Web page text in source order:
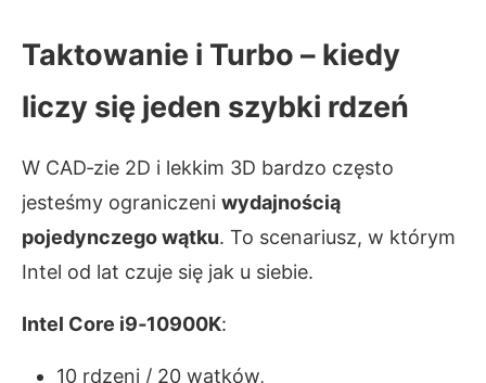
Taktowanie i Turbo – kiedy
liczy się jeden szybki rdzeń
W CAD‑zie 2D i lekkim 3D bardzo często
jesteśmy ograniczeni wydajnością
pojedynczego wątku. To scenariusz, w którym
Intel od lat czuje się jak u siebie.
Intel Core i9‑10900K:
10 rdzeni / 20 wątków,